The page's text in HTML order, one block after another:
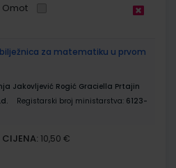
Omot
bilježnica za matematiku u prvom
Jakovljević Rogić Graciella Prtajin
Registarski broj ministarstva: 6123-
CIJENA: 10,50 €